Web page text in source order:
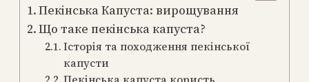
Пекінська Капуста: вирощування
Що таке пекінська капуста?
Історія та походження пекінської
капусти